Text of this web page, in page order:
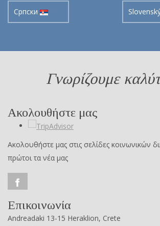
Cрпски
Γνωρίζουμε
Ακολουθήστε μας
Ακολουθήστε μας στις σελίδες κοινωνικών
πρώτοι τα νέα μας
Επικοινωνία
Andreadaki 13-15 Heraklion, Crete